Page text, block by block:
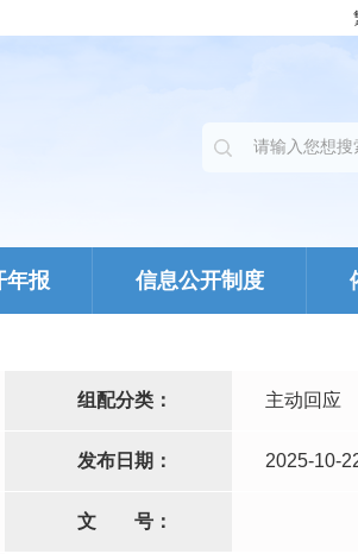
年报 信息公开制度
组配分类： 主动回应
发布日期： 2025-10-
文 号：